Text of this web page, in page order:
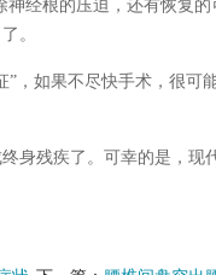
经根的压迫，还有恢复
。
，如果不尽快手术，很可
身残疾了。可幸的是，现